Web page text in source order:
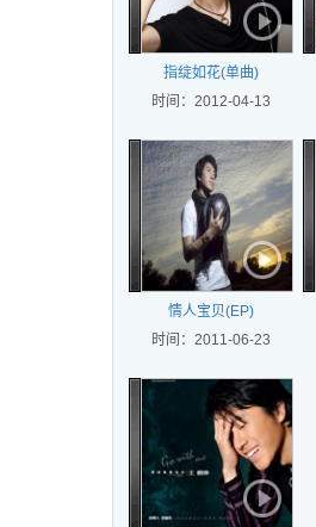
指绽如花(单曲)
时间：2012-04-13
情人宝贝(EP)
时间：2011-06-23